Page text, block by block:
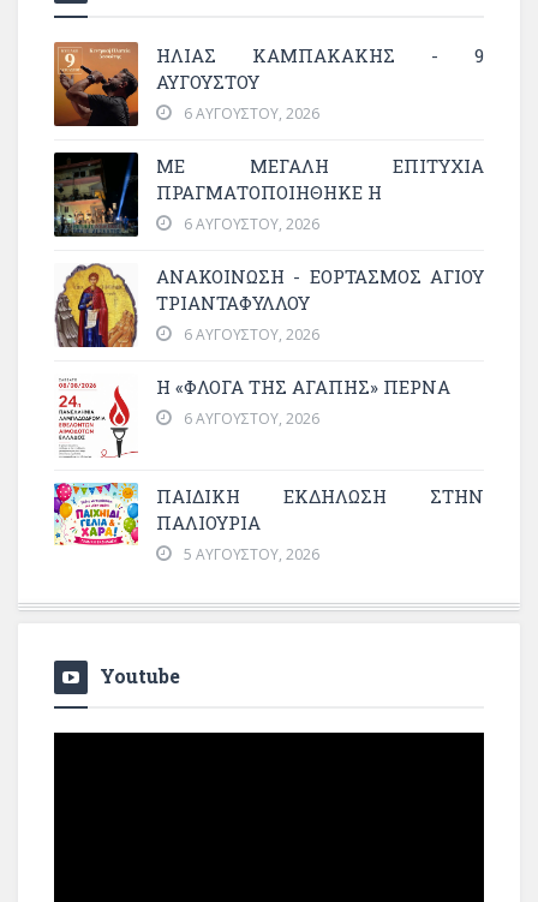
ΗΛΙΑΣ ΚΑΜΠΑΚΑΚΗΣ - 9
ΑΥΓΟΥΣΤΟΥ
6 ΑΥΓΟΎΣΤΟΥ, 2026
ΜΕ ΜΕΓΆΛΗ ΕΠΙΤΥΧΊΑ
ΠΡΑΓΜΑΤΟΠΟΙΉΘΗΚΕ Η
6 ΑΥΓΟΎΣΤΟΥ, 2026
ΑΝΑΚΟΙΝΩΣΗ - ΕΟΡΤΑΣΜΟΣ ΑΓΙΟΥ
ΤΡΙΑΝΤΑΦΥΛΛΟΥ
6 ΑΥΓΟΎΣΤΟΥ, 2026
Η «ΦΛΌΓΑ ΤΗΣ ΑΓΆΠΗΣ» ΠΕΡΝΆ
6 ΑΥΓΟΎΣΤΟΥ, 2026
ΠΑΙΔΙΚΗ ΕΚΔΗΛΩΣΗ ΣΤΗΝ
ΠΑΛΙΟΥΡΙΑ
5 ΑΥΓΟΎΣΤΟΥ, 2026
Youtube